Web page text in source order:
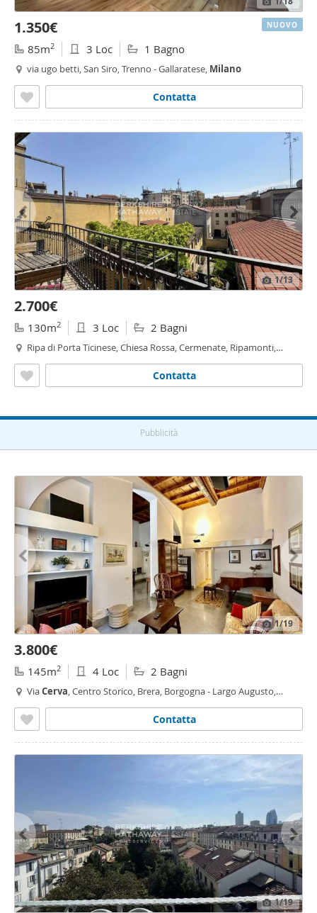
1.350€
85m2 3 Loc 1 Bagno
via ugo betti, San Siro, Trenno - Gallaratese, Milano
Contatta
NUOVO
1/13
2.700€
130m2 3 Loc 2 Bagni
Ripa di Porta Ticinese, Chiesa Rossa, Cermenate, Ripamonti,
Contatta
Pubblicità
1/19
3.800€
145m2 4 Loc 2 Bagni
ViaCerva, Centro Storico, Brera, Borgogna - Largo Augusto,
Contatta
1/19